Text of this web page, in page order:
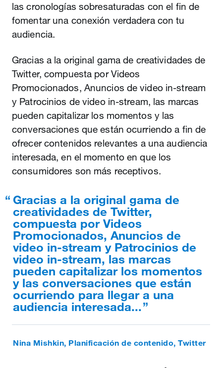
las cronologías sobresaturadas con el fin de
fomentar una conexión verdadera con tu
audiencia.
Gracias a la original gama de creatividades de
Twitter, compuesta por Videos
Promocionados, Anuncios de video in-stream
y Patrocinios de video in-stream, las marcas
pueden capitalizar los momentos y las
conversaciones que están ocurriendo a fin de
ofrecer contenidos relevantes a una audiencia
interesada, en el momento en que los
consumidores son más receptivos.
Gracias a la original gama de
creatividades de Twitter,
compuesta por Videos
Promocionados, Anuncios de
video in-stream y Patrocinios de
video in-stream, las marcas
pueden capitalizar los momentos
y las conversaciones que están
ocurriendo para llegar a una
audiencia interesada...
Nina Mishkin, Planificación de contenido, Twitter